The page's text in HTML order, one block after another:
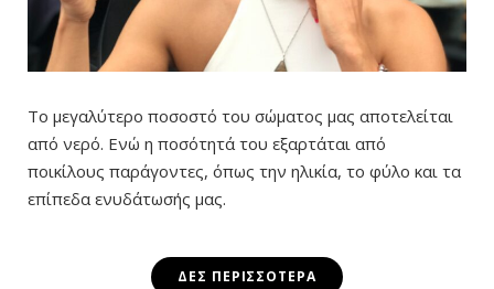
Το μεγαλύτερο ποσοστό του σώματος μας αποτελείται
από νερό. Ενώ η ποσότητά του εξαρτάται από
ποικίλους παράγοντες, όπως την ηλικία, το φύλο και τα
επίπεδα ενυδάτωσής μας.
ΔΕΣ ΠΕΡΙΣΣΌΤΕΡΑ